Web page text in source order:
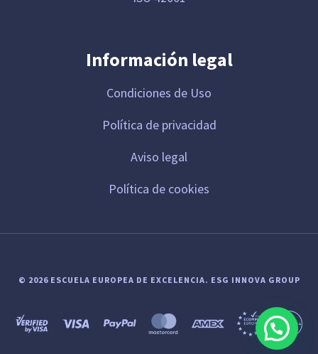
Información legal
Condiciones de Uso
Política de privacidad
Aviso legal
Política de cookies
© 2026 ESCUELA EUROPEA DE EXCELENCIA. ESG INNOVA GROUP